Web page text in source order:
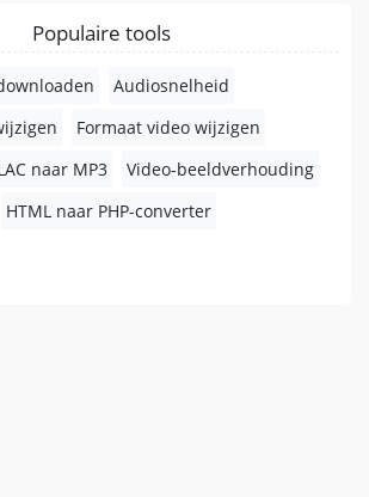
Populaire tools
Audiosnelheid
Formaat video wijzigen
naar MP3
Video-beeldverhouding
HTML naar PHP-converter